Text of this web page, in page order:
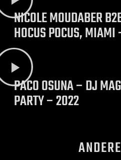
NICOLE MOUDABER
HOCUS POCUS,
PACO OSUNA – DJ
PARTY – 2022